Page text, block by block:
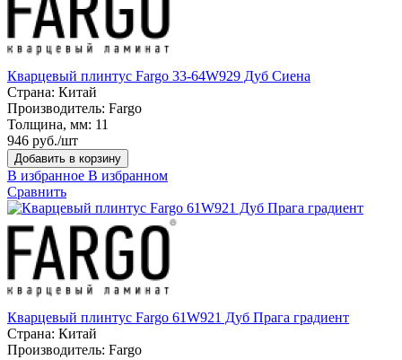
Кварцевый плинтус Fargo 33-64W929 Дуб Сиена
Страна: Китай
Производитель: Fargo
Толщина, мм: 11
946 руб./шт
Добавить в корзину
В избранное В избранном
Сравнить
Кварцевый плинтус Fargo 61W921 Дуб Прага градиент
Страна: Китай
Производитель: Fargo